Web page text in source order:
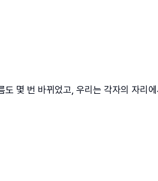
몇 번 바뀌었고, 우리는 각자의 자리